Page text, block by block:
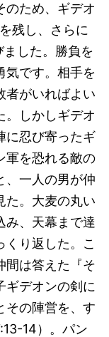
のため、ギデオ
残し、さらに
した。勝負を
気です。相手を
者がいればよい
。しかしギデオ
に忍び寄ったギ
軍を恐れる敵の
、一人の男が仲
た。大麦の丸い
み、天幕まで達
くり返した。こ
間は答えた『そ
ギデオンの剣に
その陣営を、す
14）。パン